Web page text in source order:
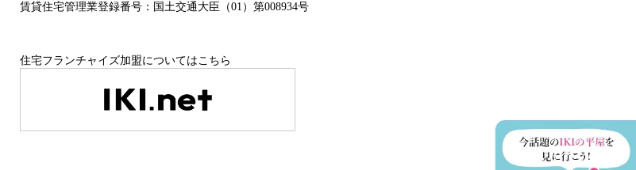
賃貸住宅管理業登録番号：国土交通大臣（01）第008934号
住宅フランチャイズ加盟についてはこちら